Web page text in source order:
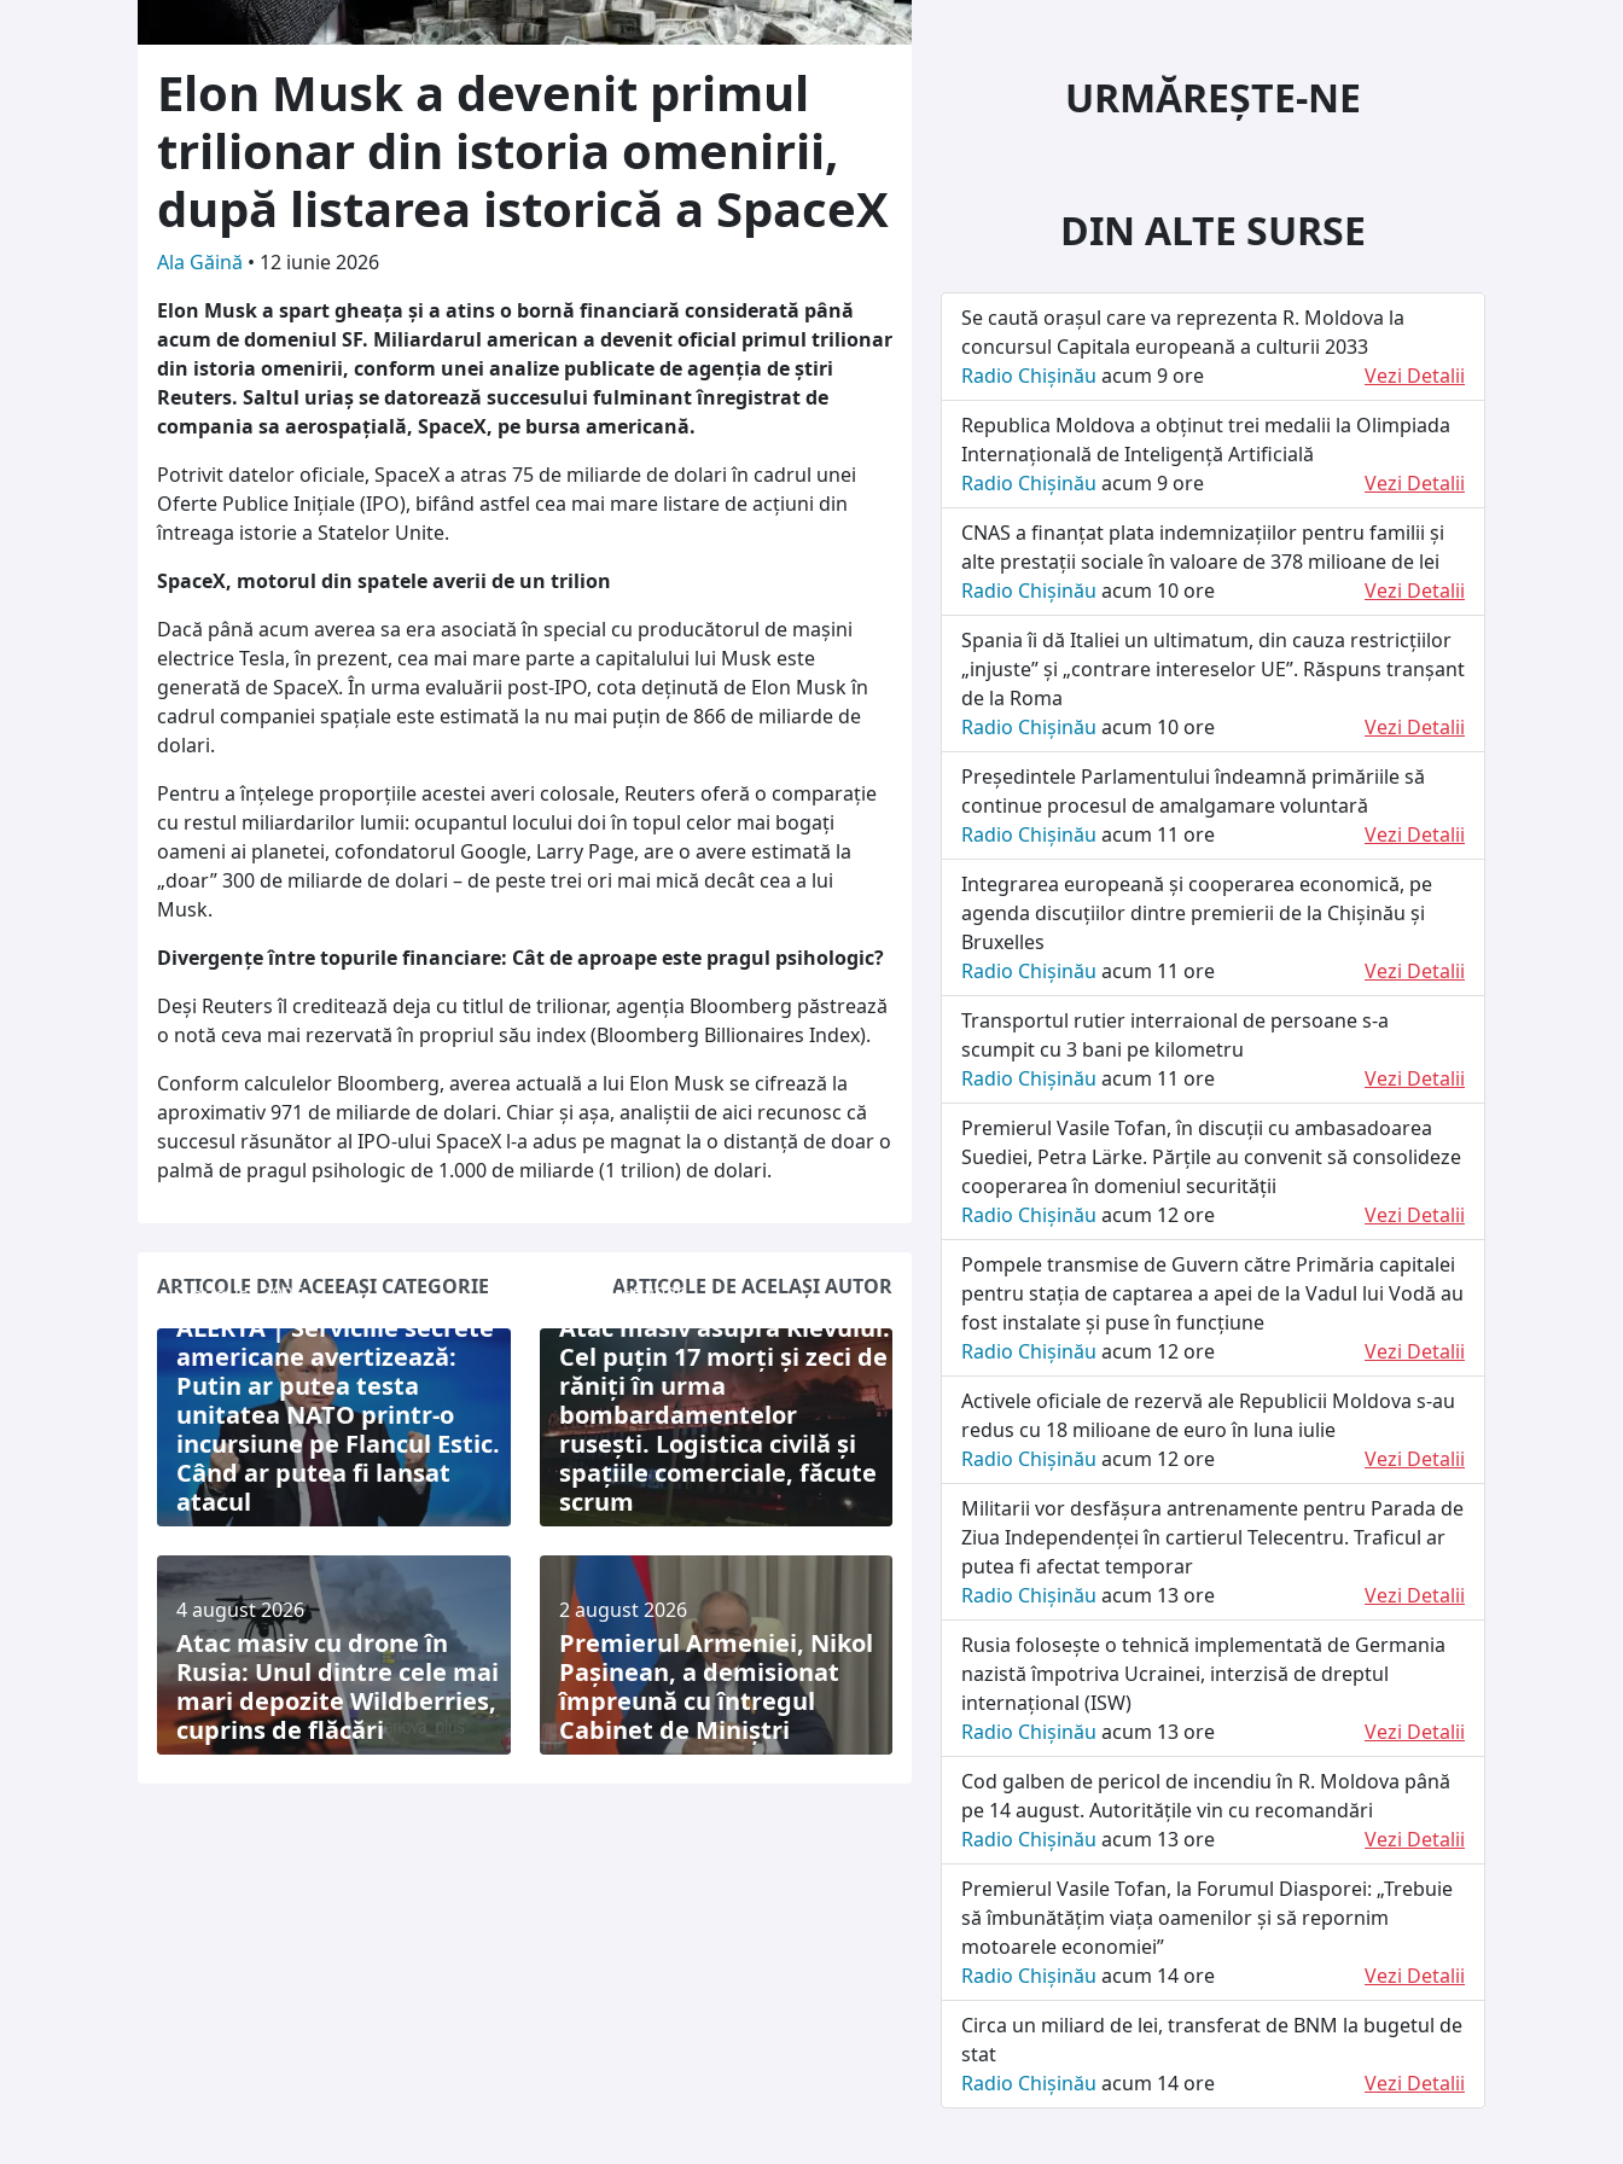
Elon Musk a devenit primul
trilionar din istoria omenirii,
după listarea istorică a SpaceX
Ala Găină • 12 iunie 2026
Elon Musk a spart gheața și a atins o bornă financiară considerată până
acum de domeniul SF. Miliardarul american a devenit oficial primul trilionar
din istoria omenirii, conform unei analize publicate de agenția de știri
Reuters. Saltul uriaș se datorează succesului fulminant înregistrat de
compania sa aerospațială, SpaceX, pe bursa americană.
Potrivit datelor oficiale, SpaceX a atras 75 de miliarde de dolari în cadrul unei
Oferte Publice Inițiale (IPO), bifând astfel cea mai mare listare de acțiuni din
întreaga istorie a Statelor Unite.
SpaceX, motorul din spatele averii de un trilion
Dacă până acum averea sa era asociată în special cu producătorul de mașini
electrice Tesla, în prezent, cea mai mare parte a capitalului lui Musk este
generată de SpaceX. În urma evaluării post-IPO, cota deținută de Elon Musk în
cadrul companiei spațiale este estimată la nu mai puțin de 866 de miliarde de
dolari.
Pentru a înțelege proporțiile acestei averi colosale, Reuters oferă o comparație
cu restul miliardarilor lumii: ocupantul locului doi în topul celor mai bogați
oameni ai planetei, cofondatorul Google, Larry Page, are o avere estimată la
„doar” 300 de miliarde de dolari – de peste trei ori mai mică decât cea a lui
Musk.
Divergențe între topurile financiare: Cât de aproape este pragul psihologic?
Deși Reuters îl creditează deja cu titlul de trilionar, agenția Bloomberg păstrează
o notă ceva mai rezervată în propriul său index (Bloomberg Billionaires Index).
Conform calculelor Bloomberg, averea actuală a lui Elon Musk se cifrează la
aproximativ 971 de miliarde de dolari. Chiar și așa, analiștii de aici recunosc că
succesul răsunător al IPO-ului SpaceX l-a adus pe magnat la o distanță de doar o
palmă de pragul psihologic de 1.000 de miliarde (1 trilion) de dolari.
ARTICOLE DIN ACEEAȘI CATEGORIE ARTICOLE DE ACELAȘI AUTOR
7 august 2026
ALERTĂ | Serviciile secrete
americane avertizează:
Putin ar putea testa
unitatea NATO printr-o
incursiune pe Flancul Estic.
Când ar putea fi lansat
atacul
5 august 2026
Atac masiv asupra Kievului:
Cel puțin 17 morți și zeci de
răniți în urma
bombardamentelor
rusești. Logistica civilă și
spațiile comerciale, făcute
scrum
4 august 2026
Atac masiv cu drone în
Rusia: Unul dintre cele mai
mari depozite Wildberries,
cuprins de flăcări
2 august 2026
Premierul Armeniei, Nikol
Pașinean, a demisionat
împreună cu întregul
Cabinet de Miniștri
URMĂREȘTE-NE
DIN ALTE SURSE
Se caută orașul care va reprezenta R. Moldova la
concursul Capitala europeană a culturii 2033
Radio Chișinău acum 9 ore
Vezi Detalii
Republica Moldova a obținut trei medalii la Olimpiada
Internațională de Inteligență Artificială
Radio Chișinău acum 9 ore
Vezi Detalii
CNAS a finanțat plata indemnizațiilor pentru familii și
alte prestații sociale în valoare de 378 milioane de lei
Radio Chișinău acum 10 ore
Vezi Detalii
Spania îi dă Italiei un ultimatum, din cauza restricțiilor
„injuste” și „contrare intereselor UE”. Răspuns tranșant
de la Roma
Radio Chișinău acum 10 ore
Vezi Detalii
Președintele Parlamentului îndeamnă primăriile să
continue procesul de amalgamare voluntară
Radio Chișinău acum 11 ore
Vezi Detalii
Integrarea europeană și cooperarea economică, pe
agenda discuțiilor dintre premierii de la Chișinău și
Bruxelles
Radio Chișinău acum 11 ore
Vezi Detalii
Transportul rutier interraional de persoane s-a
scumpit cu 3 bani pe kilometru
Radio Chișinău acum 11 ore
Vezi Detalii
Premierul Vasile Tofan, în discuții cu ambasadoarea
Suediei, Petra Lärke. Părțile au convenit să consolideze
cooperarea în domeniul securității
Radio Chișinău acum 12 ore
Vezi Detalii
Pompele transmise de Guvern către Primăria capitalei
pentru stația de captarea a apei de la Vadul lui Vodă au
fost instalate și puse în funcțiune
Radio Chișinău acum 12 ore
Vezi Detalii
Activele oficiale de rezervă ale Republicii Moldova s-au
redus cu 18 milioane de euro în luna iulie
Radio Chișinău acum 12 ore
Vezi Detalii
Militarii vor desfășura antrenamente pentru Parada de
Ziua Independenței în cartierul Telecentru. Traficul ar
putea fi afectat temporar
Radio Chișinău acum 13 ore
Vezi Detalii
Rusia folosește o tehnică implementată de Germania
nazistă împotriva Ucrainei, interzisă de dreptul
internațional (ISW)
Radio Chișinău acum 13 ore
Vezi Detalii
Cod galben de pericol de incendiu în R. Moldova până
pe 14 august. Autoritățile vin cu recomandări
Radio Chișinău acum 13 ore
Vezi Detalii
Premierul Vasile Tofan, la Forumul Diasporei: „Trebuie
să îmbunătățim viața oamenilor și să repornim
motoarele economiei”
Radio Chișinău acum 14 ore
Vezi Detalii
Circa un miliard de lei, transferat de BNM la bugetul de
stat
Radio Chișinău acum 14 ore Vezi Detalii